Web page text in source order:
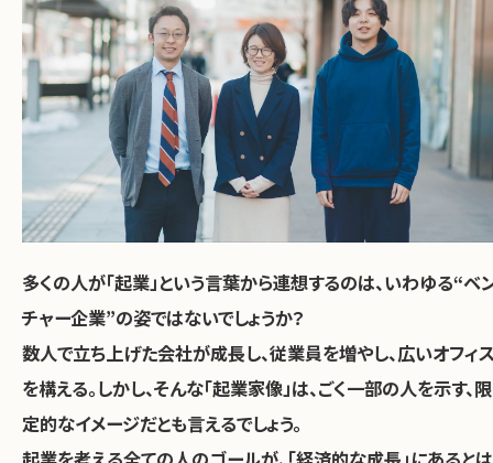
多くの人が「起業」という言葉から連想するのは、いわゆる“ベ
チャー企業”の姿ではないでしょうか？
数人で立ち上げた会社が成長し、従業員を増やし、広いオフィ
を構える。しかし、そんな「起業家像」は、ごく一部の人を示す、限
定的なイメージだとも言えるでしょう。